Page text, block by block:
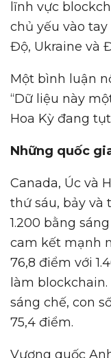
lĩnh vực
chủ yếu vào
Độ, Ukraine và
Một bình luận
“Dữ liệu này
Hoa Kỳ đang
Những quốc
Canada, Úc và
thứ sáu, bảy và
1.200 bằng
cam kết mạnh
76,8 điểm với
làm blockchain.
sáng chế, con
75,4 điểm.
Vương quốc